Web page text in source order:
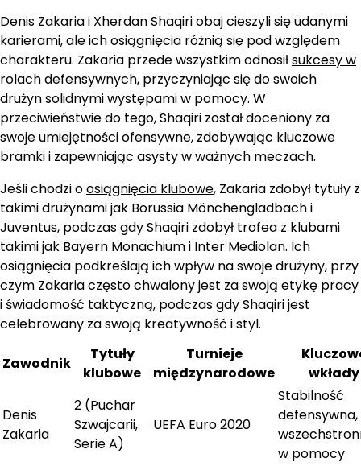
Denis Zakaria i Xherdan Shaqiri obaj cieszyli się udanymi
karierami, ale ich osiągnięcia różnią się pod względem
charakteru. Zakaria przede wszystkim odnosiłsukcesy w
rolach defensywnych, przyczyniając się do swoich
drużyn solidnymi występami w pomocy. W
przeciwieństwie do tego, Shaqiri został doceniony za
swoje umiejętności ofensywne, zdobywając kluczowe
bramki i zapewniając asysty w ważnych meczach.
Jeśli chodzi oosiągnięcia klubowe, Zakaria zdobył tytuły z
takimi drużynami jak Borussia Mönchengladbach i
Juventus, podczas gdy Shaqiri zdobył trofea z klubami
takimi jak Bayern Monachium i Inter Mediolan. Ich
osiągnięcia podkreślają ich wpływ na swoje drużyny, przy
czym Zakaria często chwalony jest za swoją etykę pracy
i świadomość taktyczną, podczas gdy Shaqiri jest
celebrowany za swoją kreatywność i styl.
Zawodnik
Tytuły
klubowe
Turnieje
międzynarodowe
wkłady
Denis
Zakaria
2 (Puchar
Szwajcarii,
Serie A)
UEFA Euro 2020
Stabilność
defensywna,
w pomocy